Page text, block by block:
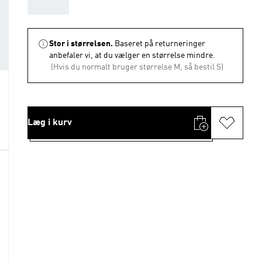
Stor i størrelsen. Baseret på returneringer
anbefaler vi, at du vælger en størrelse mindre.
(Hvis du normalt bruger størrelse M, så bestil S)
Læg i kurv